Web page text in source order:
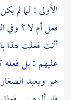
الأولى : لما لم
فعل أم لا ؟
أأنت فعلت هذا
عليهم :بل فعله
هو ويعبد